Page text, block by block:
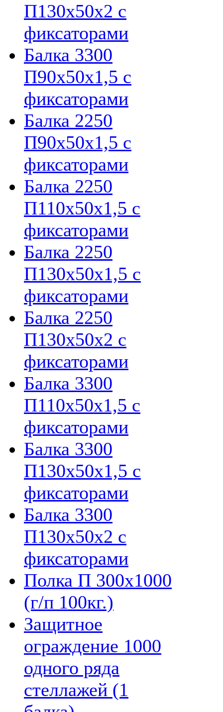
П130х50х2 с
фиксаторами
Балка 3300
П90х50х1,5 с
фиксаторами
Балка 2250
П90х50х1,5 с
фиксаторами
Балка 2250
П110х50х1,5 с
фиксаторами
Балка 2250
П130х50х1,5 с
фиксаторами
Балка 2250
П130х50х2 с
фиксаторами
Балка 3300
П110х50х1,5 с
фиксаторами
Балка 3300
П130х50х1,5 с
фиксаторами
Балка 3300
П130х50х2 с
фиксаторами
Полка П 300х1000
(г/п 100кг.)
Защитное
ограждение 1000
одного ряда
стеллажей (1